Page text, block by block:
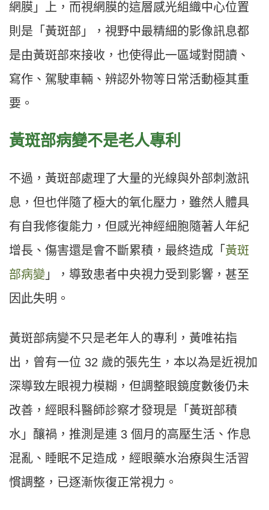
網膜」上，而視網膜的這層感光組織中心位置
則是「黃斑部」，視野中最精細的影像訊息都
是由黃斑部來接收，也使得此一區域對閱讀、
寫作、駕駛車輛、辨認外物等日常活動極其重
要。
黃斑部病變不是老人專利
不過，黃斑部處理了大量的光線與外部刺激訊
息，但也伴隨了極大的氧化壓力，雖然人體具
有自我修復能力，但感光神經細胞隨著人年紀
增長、傷害還是會不斷累積，最終造成「 黃斑
部病變 」，導致患者中央視力受到影響，甚至
因此失明。
黃斑部病變不只是老年人的專利，黃唯祐指
出，曾有一位 32 歲的張先生，本以為是近視加
深導致左眼視力模糊，但調整眼鏡度數後仍未
改善，經眼科醫師診察才發現是「黃斑部積
水」釀禍，推測是連 3 個月的高壓生活、作息
混亂、睡眠不足造成，經眼藥水治療與生活習
慣調整，已逐漸恢復正常視力。